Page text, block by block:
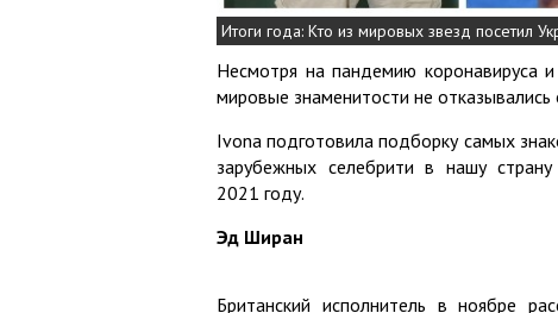
Итоги года: Кто из мировых звезд посетил
Несмотря на пандемию коронавируса
мировые знаменитости не
Ivona подготовила подборку самых
зарубежных селебрити в нашу
2021 году.
Эд Ширан
Британский исполнитель в ноябре